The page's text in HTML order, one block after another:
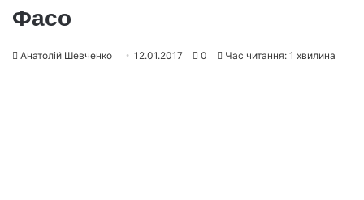
Фасо
Анатолій Шевченко 12.01.2017 0 Час читання: 1 хвилина